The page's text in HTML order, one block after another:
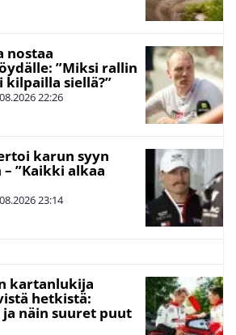
nostaa
”Miksi rallin
kilpailla siellä?”
22:26
karun syyn
”Kaikki alkaa
23:14
kartanlukija
hetkistä:
näin suuret puut